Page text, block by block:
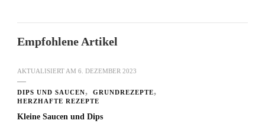
Empfohlene Artikel
AKTUALISIERT AM 6. DEZEMBER 2023
DIPS UND SAUCEN
GRUNDREZEPTE
HERZHAFTE REZEPTE
Kleine Saucen und Dips